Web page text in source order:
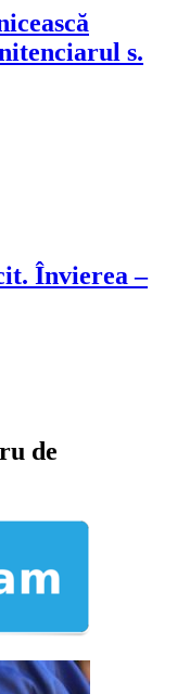
s.
Învierea –
de